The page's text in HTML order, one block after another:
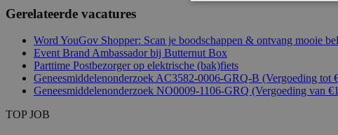
Gerelateerde vacatures
Word YouGov Shopper: Scan je boodschappen & ontvang mooie
Event Brand Ambassador bij Butternut Box
Parttime Postbezorger op elektrische (bak)fiets
Geneesmiddelenonderzoek AC3582-0006-GRQ-B (Vergoeding tot
Geneesmiddelenonderzoek NO0009-1106-GRQ (Vergoeding van
TOP JOB